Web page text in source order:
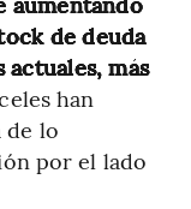
de deuda
actuales, más
han
de lo
por el lado